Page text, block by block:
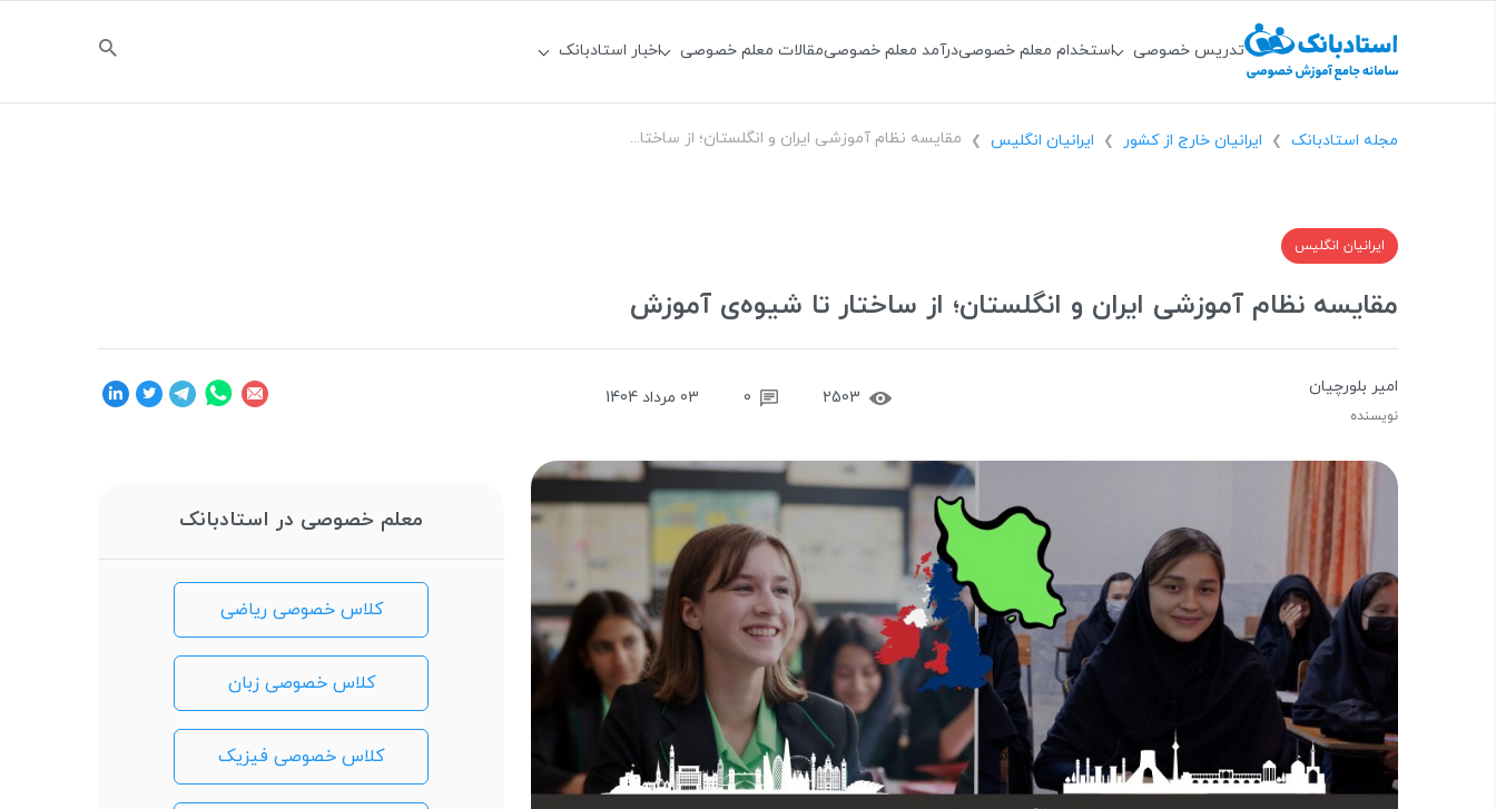
تدریس خصوصی استخدام معلم خصوصیدرآمد معلم خصوصیمقالات معلم خصوصی اخبار استادبانک
مجله استادبانک ❯ ایرانیان خارج از کشور ❯ ایرانیان انگلیس ❯ مقایسه نظام آموزشی ایران و انگلستان؛ از ساختار تا شیوه‌ی آموزش
ایرانیان انگلیس
مقایسه نظام آموزشی ایران و انگلستان؛ از ساختار تا شیوه‌ی آموزش
امیر بلورچیان
نویسنده
2503
0 03 مرداد 1404
معلم خصوصی در استادبانک
کلاس خصوصی ریاضی
کلاس خصوصی زبان
کلاس خصوصی فیزیک